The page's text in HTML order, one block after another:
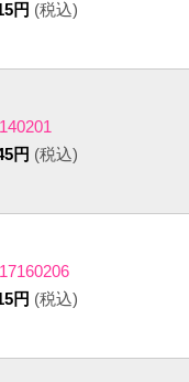
円 (税込)
円 (税込)
円 (税込)